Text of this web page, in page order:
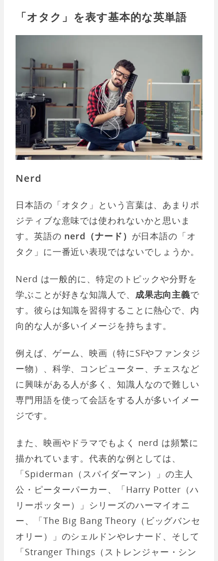
「オタク」を表す基本的な英単語
Nerd
日本語の「オタク」という言葉は、あまりポ
ジティブな意味では使われないかと思いま
す。英語の nerd（ナード） が日本語の「オ
タク」に一番近い表現ではないでしょうか。
Nerd は一般的に、特定のトピックや分野を
学ぶことが好きな知識人で、 成果志向主義で
す。彼らは知識を習得することに熱心で、内
向的な人が多いイメージを持ちます。
例えば、ゲーム、映画（特にSFやファンタジ
ー物）、科学、コンピューター、チェスなど
に興味がある人が多く、知識人なので難しい
専門用語を使って会話をする人が多いイメー
ジです。
また、映画やドラマでもよく nerd は頻繁に
描かれています。代表的な例としては、
「Spiderman（スパイダーマン）」の主人
公・ピーターパーカー、「Harry Potter（ハ
リーポッター）」シリーズのハーマイオニ
ー、「The Big Bang Theory（ビッグバンセ
オリー）」のシェルドンやレナード、そして
「Stranger Things（ストレンジャー・シン